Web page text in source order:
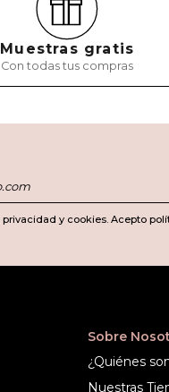
Muestras gratis
Con todas tus compras
y cookies. Acepto
Sobre
¿Quiénes
Nuestras